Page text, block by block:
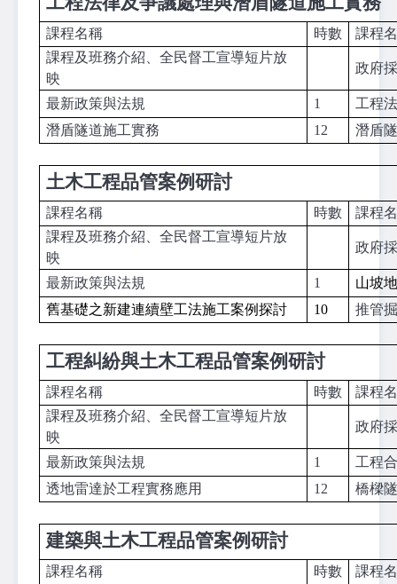
課程名稱 時數
課程
課程及班務介紹、全民督工宣導短片放
映
政府
最新政策與法規 1
工程
潛盾隧道施工實務
12 潛盾
土木工程品管案例研討
課程名稱 時數
課程
課程及班務介紹、全民督工宣導短片放
映
政府
最新政策與法規 1
山坡
舊基礎之新建連續壁工法施工案例探討
10 推管
工程糾紛與土木工程品管案例研討
課程名稱 時數
課程
課程及班務介紹、全民督工宣導短片放
映
政府
最新政策與法規 1
工程
透地雷達於工程實務應用
12 橋樑
建築與土木工程品管案例研討
課程名稱 時數
課程